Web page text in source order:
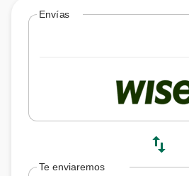
Envías
swap_vert
Te enviaremos